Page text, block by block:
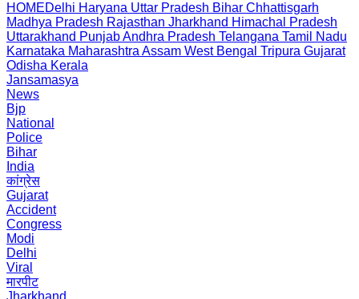
HOMEDelhi Haryana Uttar Pradesh Bihar Chhattisgarh
Madhya Pradesh Rajasthan Jharkhand Himachal Pradesh
Uttarakhand PunjabAndhra Pradesh Telangana Tamil Nadu
Karnataka Maharashtra Assam West Bengal Tripura Gujarat
Odisha Kerala
Jansamasya
News
Bjp
National
Police
Bihar
India
कांग्रेस
Gujarat
Accident
Congress
Modi
Delhi
Viral
मारपीट
Jharkhand